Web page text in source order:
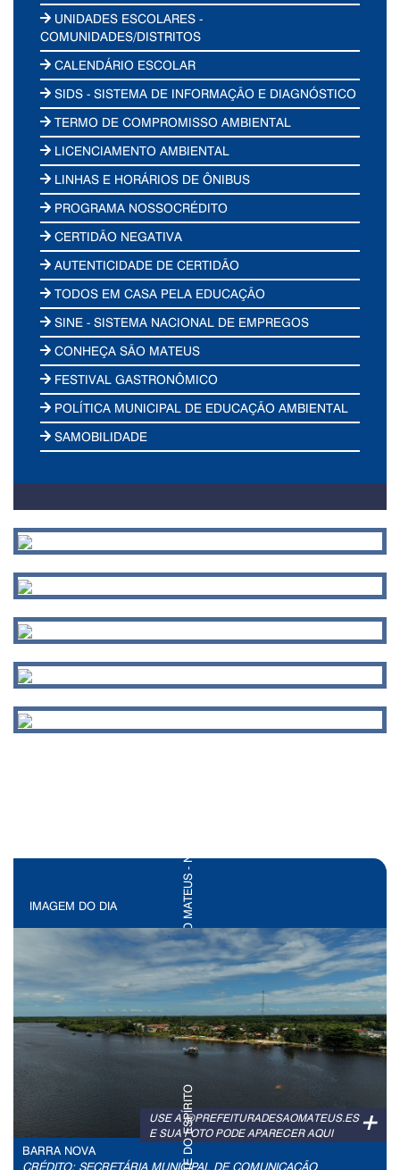
UNIDADES ESCOLARES -
COMUNIDADES/DISTRITOS
CALENDÁRIO ESCOLAR
SIDS - SISTEMA DE INFORMAÇÃO E DIAGNÓSTICO
TERMO DE COMPROMISSO AMBIENTAL
LICENCIAMENTO AMBIENTAL
LINHAS E HORÁRIOS DE ÔNIBUS
PROGRAMA NOSSOCRÉDITO
CERTIDÃO NEGATIVA
AUTENTICIDADE DE CERTIDÃO
TODOS EM CASA PELA EDUCAÇÃO
SINE - SISTEMA NACIONAL DE EMPREGOS
CONHEÇA SÃO MATEUS
FESTIVAL GASTRONÔMICO
POLÍTICA MUNICIPAL DE EDUCAÇÃO AMBIENTAL
SAMOBILIDADE
IMAGEM DO DIA
+
USE A @PREFEITURADESAOMATEUS.ES
E SUA FOTO PODE APARECER AQUI
BARRA NOVA
CRÉDITO: SECRETÁRIA MUNICIPAL DE COMUNICAÇÃO